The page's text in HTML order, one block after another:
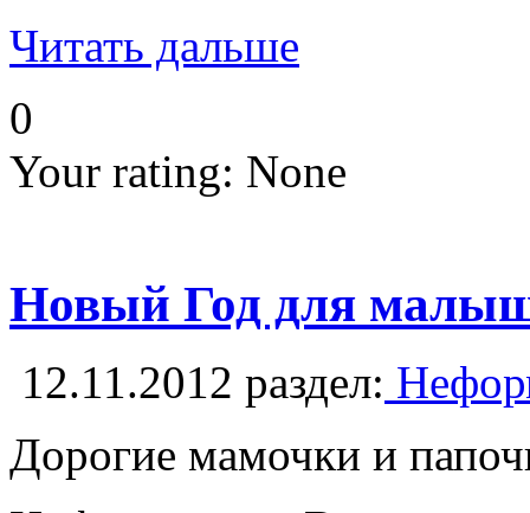
Читать дальше
0
Your rating: None
Новый Год для
12.11.2012 раздел:
Дорогие мамочки и